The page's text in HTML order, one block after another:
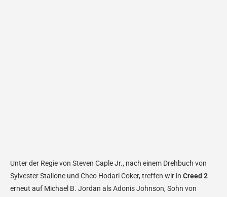
Unter der Regie von Steven Caple Jr., nach einem Drehbuch von
Sylvester Stallone und Cheo Hodari Coker, treffen wir in Creed 2
erneut auf Michael B. Jordan als Adonis Johnson, Sohn von